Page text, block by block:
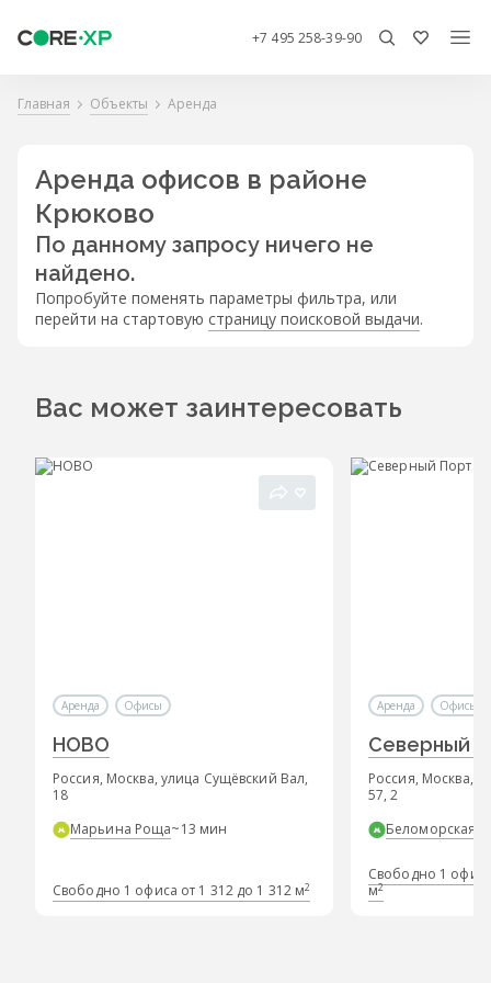
+7 495 258-39-90
Главная Объекты Аренда
Аренда офисов в районе
Крюково
По данному запросу ничего не
найдено.
Попробуйте поменять параметры фильтра, или
перейти на стартовую страницу поисковой выдачи.
Вас может заинтересовать
Аренда Офисы
НОВО
Россия, Москва, улица Сущёвский Вал,
18
Марьина Роща~13 мин
Свободно 1 офиса от 1 312 до 1 312 м2
Аренда Офисы
Северный
Россия, Москва,
57, 2
Беломорская
Свободно 1
м2